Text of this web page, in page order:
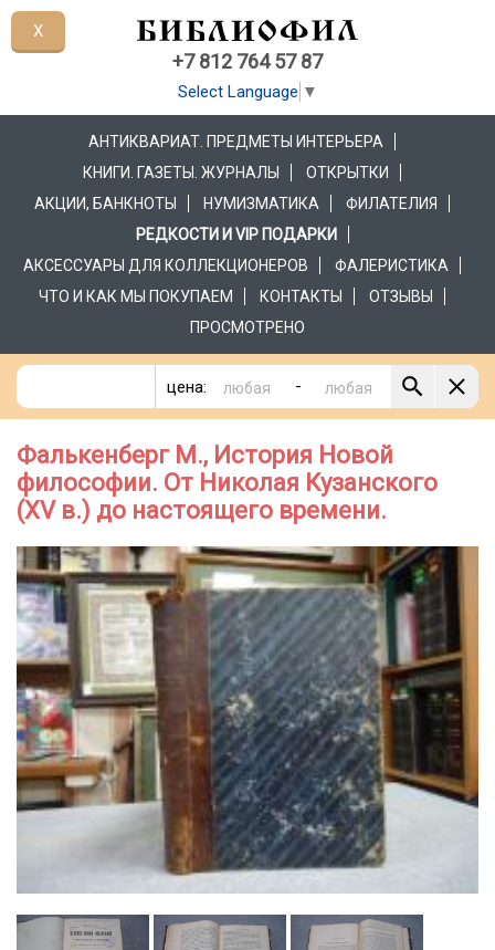
+7 812 764 57 87
Select Language ▼
АНТИКВАРИАТ. ПРЕДМЕТЫ ИНТЕРЬЕРА
КНИГИ. ГАЗЕТЫ. ЖУРНАЛЫ
ОТКРЫТКИ
АКЦИИ, БАНКНОТЫ
НУМИЗМАТИКА
ФИЛАТЕЛИЯ
РЕДКОСТИ И VIP ПОДАРКИ
АКСЕССУАРЫ ДЛЯ КОЛЛЕКЦИОНЕРОВ
ФАЛЕРИСТИКА
ЧТО И КАК МЫ ПОКУПАЕМ
КОНТАКТЫ
ОТЗЫВЫ
ПРОСМОТРЕНО
цена: -
Фалькенберг М., История Новой
философии. От Николая Кузанского
(XV в.) до настоящего времени.
X